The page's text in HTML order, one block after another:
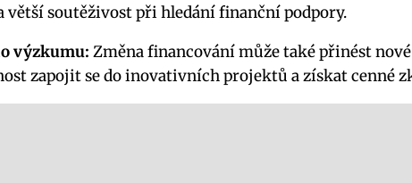
větší soutěživost při hledání finanční podpory.
výzkumu: Změna financování může také přinést
zapojit se do inovativních projektů a získat cenné